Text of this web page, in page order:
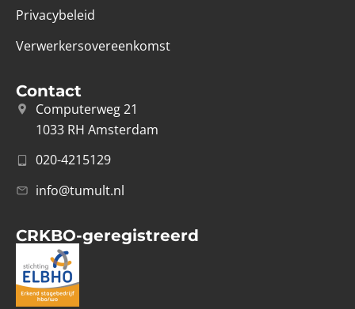
Privacybeleid
Verwerkersovereenkomst
Contact
Computerweg 21
1033 RH Amsterdam
020-4215129
info@tumult.nl
CRKBO-geregistreerd